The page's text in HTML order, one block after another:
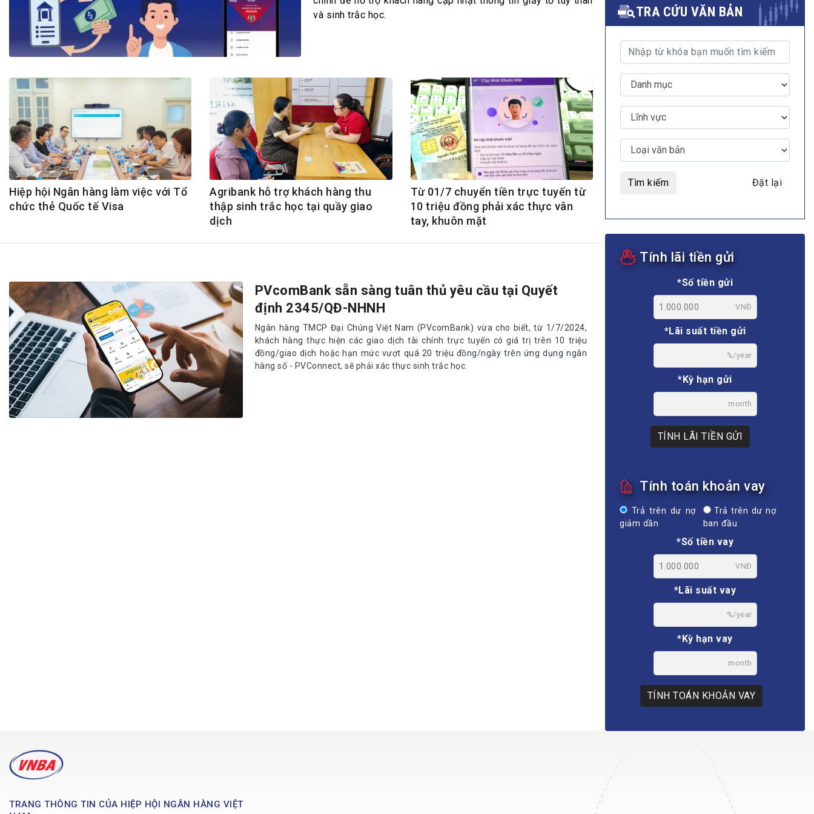
Bộ Chuẩn mực Đạo đức nghề nghiệp
Đối tác
Đấu giá tài sản
Thanh toán –Thẻ
Nhà quản trị
Cơ hội việc làm
GÓP Ý CHÍNH SÁCH
Dự thảo luật
Tư vấn – Hỏi đáp
Tra cứu văn bản
ĐẤU GIÁ TÀI SẢN TUYỂN DỤNG
MULTIMEDIA
Video
E-magazines
và sinh trắc học.
Hiệp hội Ngân hàng làm việc với Tổ
chức thẻ Quốc tế Visa
Agribank hỗ trợ khách hàng thu
thập sinh trắc học tại quầy giao
dịch
Từ 01/7 chuyển tiền trực tuyến từ
10 triệu đồng phải xác thực vân
tay, khuôn mặt
PVcomBank sẵn sàng tuân thủ yêu cầu tại Quyết
định 2345/QĐ-NHNH
Ngân hàng TMCP Đại Chúng Việt Nam (PVcomBank) vừa cho biết, từ 1/7/2024,
khách hàng thực hiện các giao dịch tài chính trực tuyến có giá trị trên 10 triệu
đồng/giao dịch hoặc hạn mức vượt quá 20 triệu đồng/ngày trên ứng dụng ngân
hàng số - PVConnect, sẽ phải xác thực sinh trắc học.
TRA CỨU VĂN BẢN
Tìm kiếm Đặt lại
Tính lãi tiền gửi
*Số tiền gửi
VNĐ
*Lãi suất tiền gửi
%/year
*Kỳ hạn gửi
month
TÍNH LÃI TIỀN GỬI
Tính toán khoản vay
Trả trên dư nợ
giảm dần
Trả trên dư nợ
ban đầu
*Số tiền vay
VNĐ
*Lãi suất vay
%/year
*Kỳ hạn vay
month
TÍNH TOÁN KHOẢN VAY
TRANG THÔNG TIN CỦA HIỆP HỘI NGÂN HÀNG VIỆT